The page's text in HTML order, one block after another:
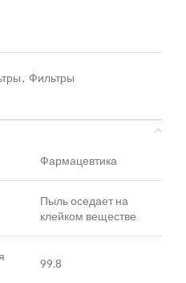
, Фильтры
Фармацевтика
Пыль оседает на
клейком веществе
99.8